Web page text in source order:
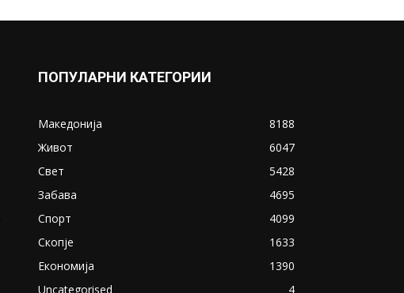
ПОПУЛАРНИ КАТЕГОРИИ
Македонија
8188
Живот
6047
Свет
5428
Забава
4695
Спорт
4099
Скопје
1633
Економија
1390
Uncategorised
4